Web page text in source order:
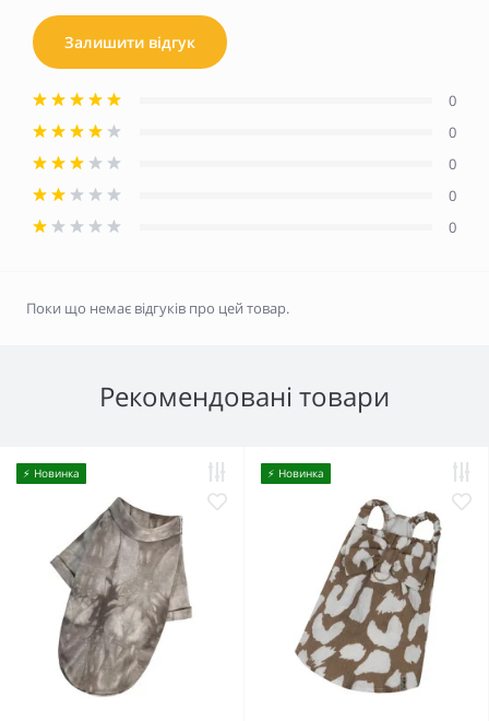
Залишити відгук
0
0
0
0
0
Поки що немає відгуків про цей товар.
Рекомендовані товари
⚡️ Новинка ⚡️ Новинка